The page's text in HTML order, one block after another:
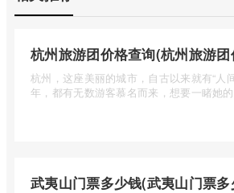
杭州旅游团价格查询(杭州旅游
杭州，这座美丽的城市，自古以来就有“人
年，都有无数游客慕名而来，想要一睹她
武夷山门票多少钱(武夷山门票